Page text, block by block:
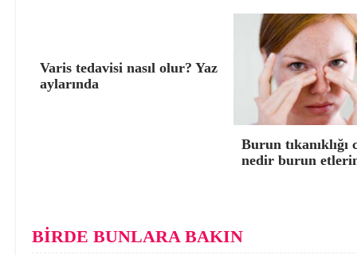
Varis tedavisi nasıl olur? Yaz
aylarında
Burun tıkanıklığı
nedir burun
BİRDE BUNLARA BAKIN